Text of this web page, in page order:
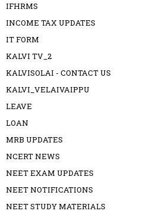
IFHRMS
INCOME TAX UPDATES
IT FORM
KALVI TV_2
KALVISOLAI - CONTACT US
KALVI_VELAIVAIPPU
LEAVE
LOAN
MRB UPDATES
NCERT NEWS
NEET EXAM UPDATES
NEET NOTIFICATIONS
NEET STUDY MATERIALS